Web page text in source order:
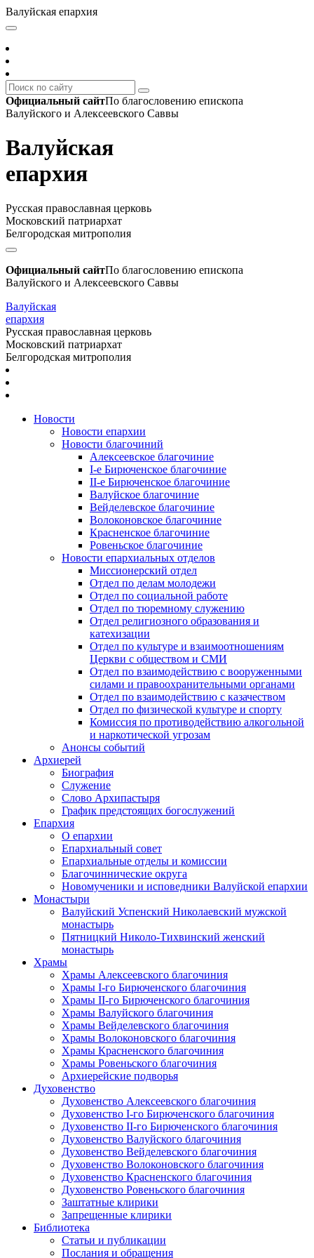
Валуйская епархия
Официальный сайтПо благословению епископа
Валуйского и Алексеевского Саввы
Валуйская
епархия
Русская православная церковь
Московский патриархат
Белгородская митрополия
Официальный сайтПо благословению епископа
Валуйского и Алексеевского Саввы
Валуйская
епархия
Русская православная церковь
Московский патриархат
Белгородская митрополия
Новости
Новости епархии
Новости благочиний
Алексеевское благочиние
I-е Бирюченское благочиние
II-е Бирюченское благочиние
Валуйское благочиние
Вейделевское благочиние
Волоконовское благочиние
Красненское благочиние
Ровеньское благочиние
Новости епархиальных отделов
Миссионерский отдел
Отдел по делам молодежи
Отдел по социальной работе
Отдел по тюремному служению
Отдел религиозного образования и
катехизации
Отдел по культуре и взаимоотношениям
Церкви с обществом и СМИ
Отдел по взаимодействию с вооруженными
силами и правоохранительными органами
Отдел по взаимодействию с казачеством
Отдел по физической культуре и спорту
Комиссия по противодействию алкогольной
и наркотической угрозам
Анонсы событий
Архиерей
Биография
Служение
Слово Архипастыря
График предстоящих богослужений
Епархия
О епархии
Епархиальный совет
Епархиальные отделы и комиссии
Благочиннические округа
Новомученики и исповедники Валуйской епархии
Монастыри
Валуйский Успенский Николаевский мужской
монастырь
Пятницкий Николо-Тихвинский женский
монастырь
Храмы
Храмы Алексеевского благочиния
Храмы I-го Бирюченского благочиния
Храмы II-го Бирюченского благочиния
Храмы Валуйского благочиния
Храмы Вейделевского благочиния
Храмы Волоконовского благочиния
Храмы Красненского благочиния
Храмы Ровеньского благочиния
Архиерейские подворья
Духовенство
Духовенство Алексеевского благочиния
Духовенство I-го Бирюченского благочиния
Духовенство II-го Бирюченского благочиния
Духовенство Валуйского благочиния
Духовенство Вейделевского благочиния
Духовенство Волоконовского благочиния
Духовенство Красненского благочиния
Духовенство Ровеньского благочиния
Заштатные клирики
Запрещенные клирики
Библиотека
Статьи и публикации
Послания и обращения